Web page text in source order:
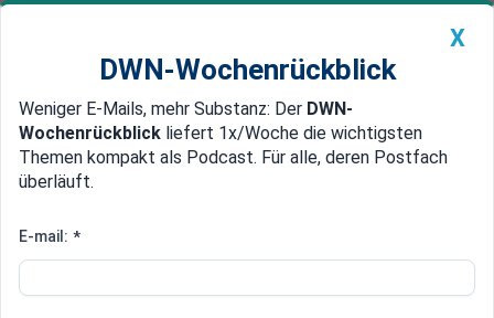
Newsticker MEIN DWN: Geldanlage Premium
Edelmetalle DWN-Magazin China
Für 3,7 Milliarden Dollar
Publicis will Digital-Agentur
Sapient übernehmen
X
DWN-Wochenrückblick
Weniger E-Mails, mehr Substanz: Der DWN-
Wochenrückblick liefert 1x/Woche die wichtigsten
Themen kompakt als Podcast. Für alle, deren Postfach
überläuft.
E-mail: *